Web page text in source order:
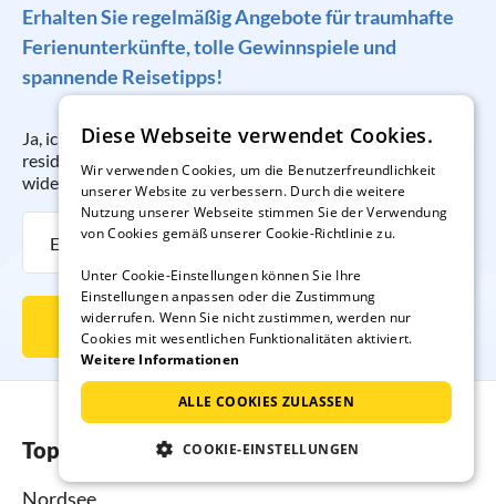
Erhalten Sie regelmäßig Angebote für traumhafte
Ferienunterkünfte, tolle Gewinnspiele und
spannende Reisetipps!
Ja, ich möchte regelmäßig per E-Mail den Newsletter der
resido GmbH erhalten. Die Anmeldung kann ich jederzeit
widerrufen.
Newsletter abonnieren
Top-Regionen
Nordsee
Diese Webseite verwendet Cookies.
Wir verwenden Cookies, um die Benutzerfreundlichkeit
unserer Website zu verbessern. Durch die weitere
Nutzung unserer Webseite stimmen Sie der Verwendung
von Cookies gemäß unserer Cookie-Richtlinie zu.
Unter Cookie-Einstellungen können Sie Ihre
Einstellungen anpassen oder die Zustimmung
widerrufen. Wenn Sie nicht zustimmen, werden nur
Cookies mit wesentlichen Funktionalitäten aktiviert.
Weitere Informationen
ALLE COOKIES ZULASSEN
COOKIE-EINSTELLUNGEN